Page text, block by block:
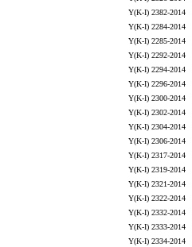
Y(K-I) 2382-2014
Y(K-I) 2284-2014
Y(K-I) 2285-2014
Y(K-I) 2292-2014
Y(K-I) 2294-2014
Y(K-I) 2296-2014
Y(K-I) 2300-2014
Y(K-I) 2302-2014
Y(K-I) 2304-2014
Y(K-I) 2306-2014
Y(K-I) 2317-2014
Y(K-I) 2319-2014
Y(K-I) 2321-2014
Y(K-I) 2322-2014
Y(K-I) 2332-2014
Y(K-I) 2333-2014
Y(K-I) 2334-2014